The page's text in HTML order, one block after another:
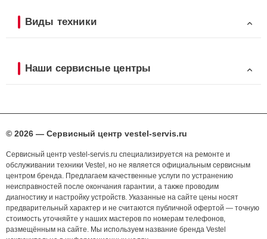
Виды техники
Наши сервисные центры
© 2026 — Сервисный центр vestel-servis.ru
Сервисный центр vestel-servis.ru специализируется на ремонте и
обслуживании техники Vestel, но не является официальным сервисным
центром бренда. Предлагаем качественные услуги по устранению
неисправностей после окончания гарантии, а также проводим
диагностику и настройку устройств. Указанные на сайте цены носят
предварительный характер и не считаются публичной офертой — точную
стоимость уточняйте у наших мастеров по номерам телефонов,
размещённым на сайте. Мы используем название бренда Vestel